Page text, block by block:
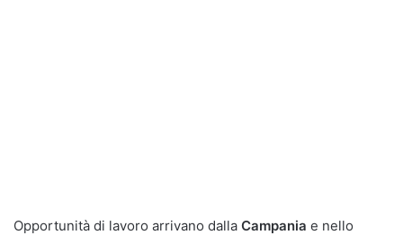
Opportunità di lavoro arrivano dalla Campania e nello